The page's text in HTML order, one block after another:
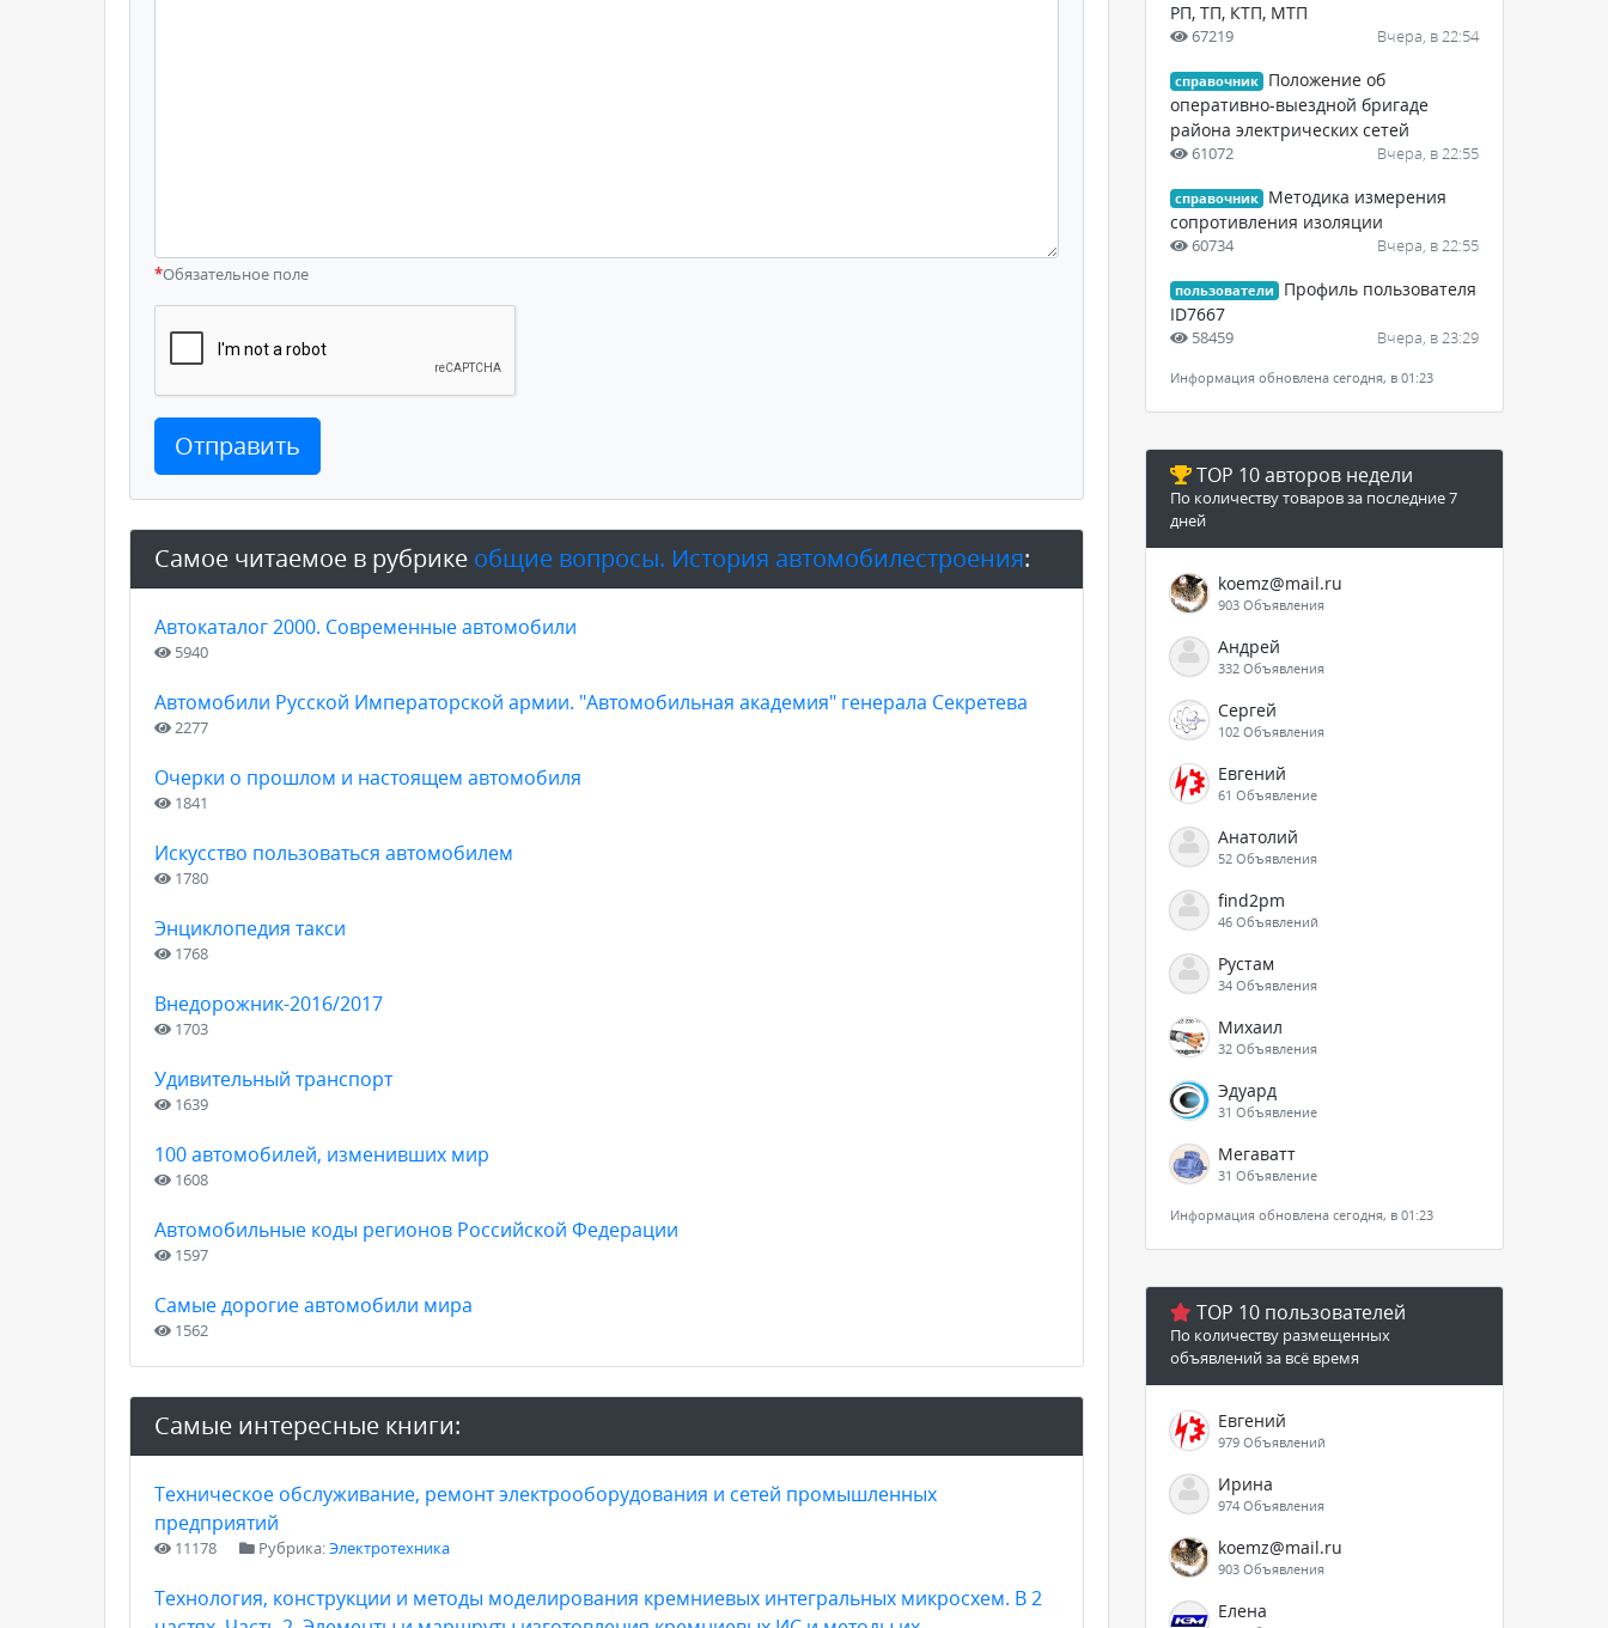
*Обязательное поле
Отправить
Самое читаемое в рубрике общие вопросы. История автомобилестроения:
Автокаталог 2000. Современные автомобили
5940
Автомобили Русской Императорской армии. "Автомобильная академия" генерала Секретева
2277
Очерки о прошлом и настоящем автомобиля
1841
Искусство пользоваться автомобилем
1780
Энциклопедия такси
1768
Внедорожник-2016/2017
1703
Удивительный транспорт
1639
100 автомобилей, изменивших мир
1608
Автомобильные коды регионов Российской Федерации
1597
Самые дорогие автомобили мира
1562
Самые интересные книги:
Техническое обслуживание, ремонт электрооборудования и сетей промышленных
предприятий
11178 Рубрика:Электротехника
Технология, конструкции и методы моделирования кремниевых интегральных микросхем. В 2
РП, ТП, КТП, МТП
67219 Вчера, в 22:54
справочник
Положение об
оперативно-выездной бригаде
района электрических сетей
61072 Вчера, в 22:55
справочник
Методика измерения
сопротивления изоляции
60734 Вчера, в 22:55
пользователи
Профиль пользователя
ID7667
58459 Вчера, в 23:29
Информация обновлена сегодня, в 01:23
TOP 10 авторов недели
По количеству товаров за последние 7
дней
koemz@mail.ru
903 Объявления
Андрей
332 Объявления
Сергей
102 Объявления
Евгений
61 Объявление
Анатолий
52 Объявления
find2pm
46 Объявлений
Рустам
34 Объявления
Михаил
32 Объявления
Эдуард
31 Объявление
Мегаватт
31 Объявление
Информация обновлена сегодня, в 01:23
TOP 10 пользователей
По количеству размещенных
объявлений за всё время
Евгений
979 Объявлений
Ирина
974 Объявления
koemz@mail.ru
903 Объявления
Елена